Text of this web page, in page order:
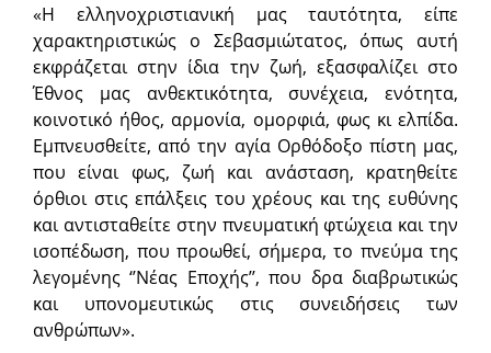
«Η ελληνοχριστιανική μας ταυτότητα, είπε
χαρακτηριστικώς ο Σεβασμιώτατος, όπως αυτή
εκφράζεται στην ίδια την ζωή, εξασφαλίζει στο
Έθνος μας ανθεκτικότητα, συνέχεια, ενότητα,
κοινοτικό ήθος, αρμονία, ομορφιά, φως κι ελπίδα.
Εμπνευσθείτε, από την αγία Ορθόδοξο πίστη μας,
που είναι φως, ζωή και ανάσταση, κρατηθείτε
όρθιοι στις επάλξεις του χρέους και της ευθύνης
και αντισταθείτε στην πνευματική φτώχεια και την
ισοπέδωση, που προωθεί, σήμερα, το πνεύμα της
λεγομένης ‘’Νέας Εποχής’’, που δρα διαβρωτικώς
και υπονομευτικώς στις συνειδήσεις των
ανθρώπων».